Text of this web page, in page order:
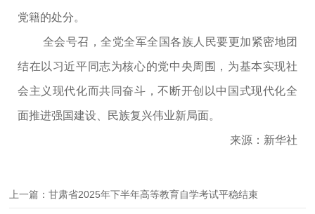
党籍的处分。
全会号召，全党全军全国各族人民要更加紧密地团
结在以习近平同志为核心的党中央周围，为基本实现社
会主义现代化而共同奋斗，不断开创以中国式现代化全
面推进强国建设、民族复兴伟业新局面。
来源：新华社
上一篇：甘肃省2025年下半年高等教育自学考试平稳结束